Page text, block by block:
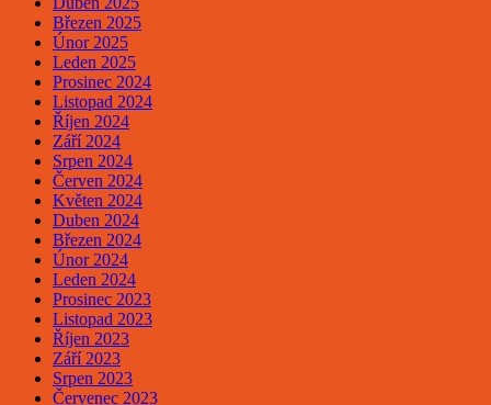
Březen 2025
Únor 2025
Leden 2025
Prosinec 2024
Listopad 2024
Říjen 2024
Září 2024
Srpen 2024
Červen 2024
Květen 2024
Duben 2024
Březen 2024
Únor 2024
Leden 2024
Prosinec 2023
Listopad 2023
Říjen 2023
Září 2023
Srpen 2023
Červenec 2023